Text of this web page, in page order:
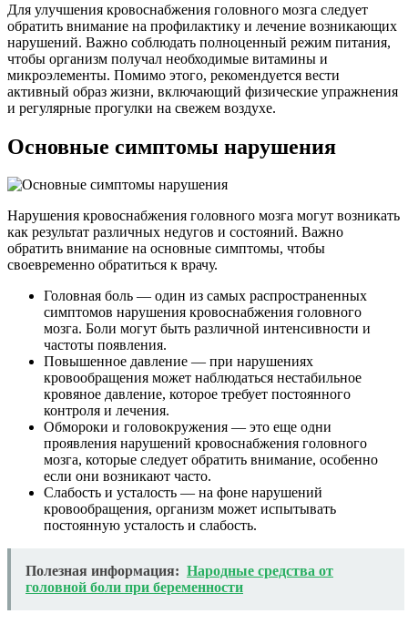
Для улучшения кровоснабжения головного мозга следует
обратить внимание на профилактику и лечение возникающих
нарушений. Важно соблюдать полноценный режим питания,
чтобы организм получал необходимые витамины и
микроэлементы. Помимо этого, рекомендуется вести
активный образ жизни, включающий физические упражнения
и регулярные прогулки на свежем воздухе.
Основные симптомы нарушения
Нарушения кровоснабжения головного мозга могут возникать
как результат различных недугов и состояний. Важно
обратить внимание на основные симптомы, чтобы
своевременно обратиться к врачу.
Головная боль — один из самых распространенных
симптомов нарушения кровоснабжения головного
мозга. Боли могут быть различной интенсивности и
частоты появления.
Повышенное давление — при нарушениях
кровообращения может наблюдаться нестабильное
кровяное давление, которое требует постоянного
контроля и лечения.
Обмороки и головокружения — это еще одни
проявления нарушений кровоснабжения головного
мозга, которые следует обратить внимание, особенно
если они возникают часто.
Слабость и усталость — на фоне нарушений
кровообращения, организм может испытывать
постоянную усталость и слабость.
Полезная информация: Народные средства от
головной боли при беременности